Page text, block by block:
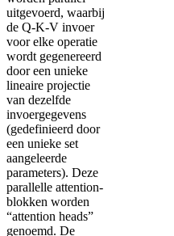
uitgevoerd, waarbij
de Q-K-V invoer
voor elke operatie
wordt gegenereerd
door een unieke
lineaire projectie
van dezelfde
invoergegevens
(gedefinieerd door
een unieke set
aangeleerde
parameters). Deze
parallelle attention-
blokken worden
“attention heads”
genoemd. De